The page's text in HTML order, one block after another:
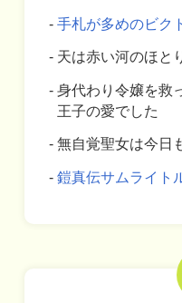
手札が多めのビク
天は赤い河のほと
身代わり令嬢を救
王子の愛でした
無自覚聖女は今日
鎧真伝サムライト